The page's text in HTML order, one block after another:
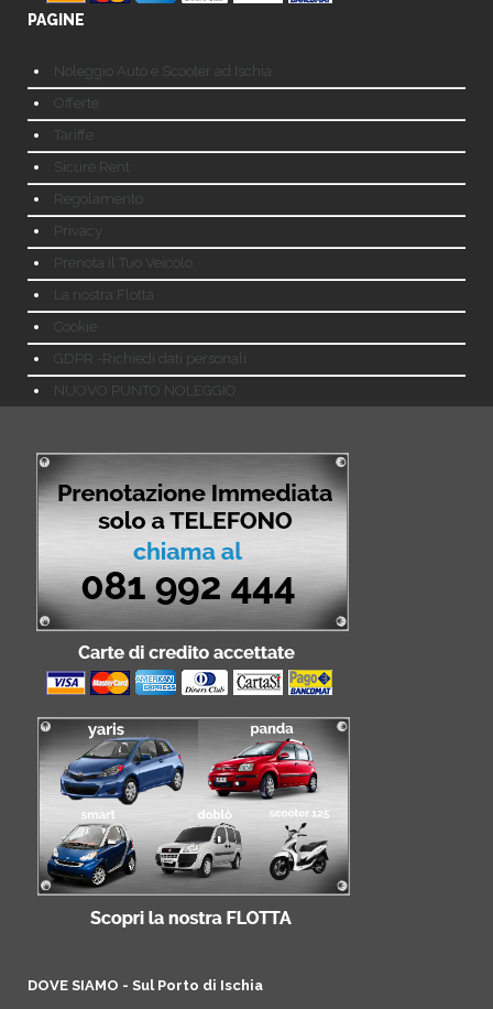
PAGINE
Noleggio Auto e Scooter ad Ischia
Offerte
Tariffe
Sicure Rent
Regolamento
Privacy
Prenota il Tuo Veicolo
La nostra Flotta
Cookie
GDPR -Richiedi dati personali
NUOVO PUNTO NOLEGGIO
DOVE SIAMO - Sul Porto di Ischia